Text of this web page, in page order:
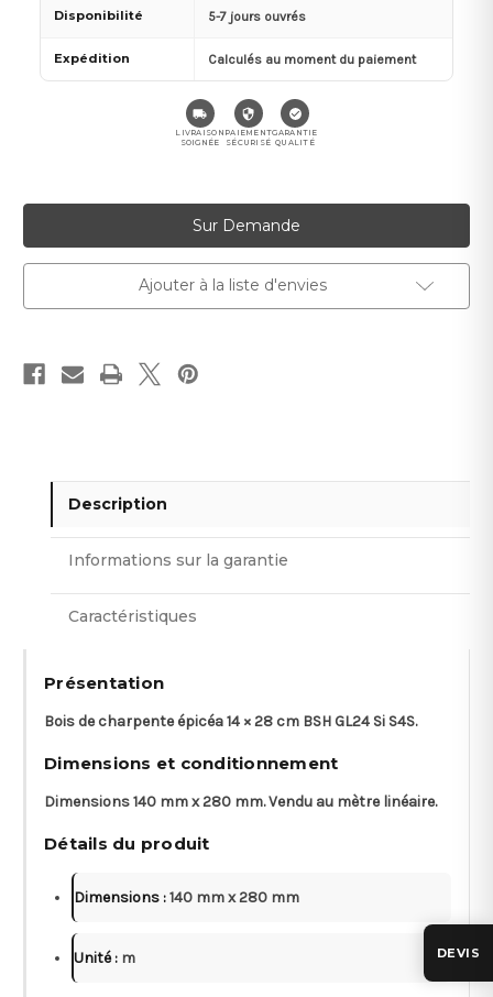
Disponibilité 5-7 jours ouvrés
Expédition Calculés au moment du paiement
LIVRAISON
SOIGNÉE
PAIEMENT
SÉCURISÉ
GARANTIE
QUALITÉ
Sur Demande
Ajouter à la liste d'envies
Description
Informations sur la garantie
Caractéristiques
Présentation
Bois de charpente épicéa 14 × 28 cm BSH GL24 Si S4S.
Dimensions et conditionnement
Dimensions 140 mm x 280 mm. Vendu au mètre linéaire.
Détails du produit
Dimensions :140 mm x 280 mm
Unité : m DEVIS